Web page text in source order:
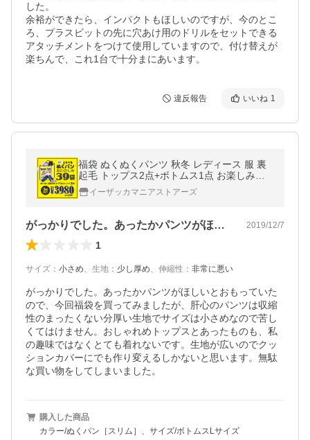
した。
余裕ができたら、インパクトもほしいのですが、今のとこ
ろ、プラスビットの先に穴あけ用のドリルをセットできる
アタッチメントをつけて使用していますので、付け替えが
楽ちんで、これ1台で十分まにあいます。
違反報告 いいね 1
福袋 ぬくぬくパンツ 秋冬 レディース 服 裏
起毛 トップス2点+ボトムス1点 お楽しみ福
袋 セット コーデセット 中身が分かる福袋 返
品交換不可
イーザッカマニアストアーズ
がっかりでした。あったかパンツがほしい… 2019/12/7
1
サイズ ： 小さめ、 生地 ： 少し厚め、 伸縮性 ： 非常に悪い
がっかりでした。あったかパンツがほしいとおもっていた
ので、今回福袋を買ってみましたが、肝心のパンツは収縮
性のまったくない分厚い生地でサイズは小さめなので苦し
くてはけません。おしゃれめトップスとあったものも、私
の趣味ではなくとても着れないです。生地が広いのでクッ
ションカバーにでも作り変えるしかないと思います。無駄
な買い物をしてしまいました。
購入した商品
カラー/ぬくパン［スリム］、サイズ/ボトムスLサイズ